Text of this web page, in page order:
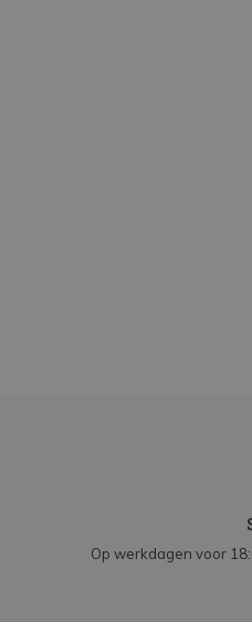
Op werkdagen voor